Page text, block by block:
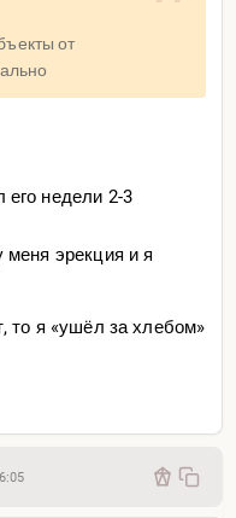
от
его недели 2-3
меня эрекция и я
то я «ушёл за хлебом»